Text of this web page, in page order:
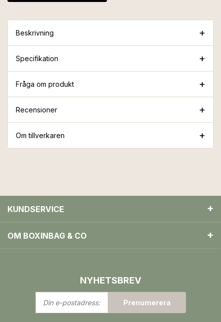
Beskrivning
Specifikation
Fråga om produkt
Recensioner
Om tillverkaren
KUNDSERVICE
OM BOXINBAG & CO
NYHETSBREV
Din
e-
Prenumerera